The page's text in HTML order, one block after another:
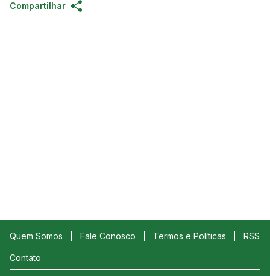
Compartilhar
Quem Somos Fale Conosco Termos e Políticas RSS
Contato